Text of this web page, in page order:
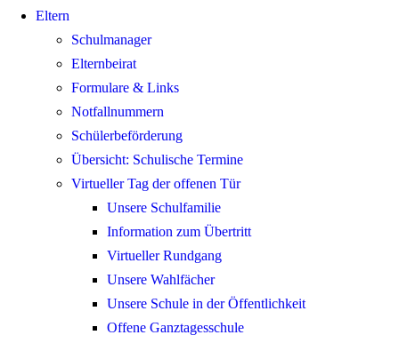
Eltern
Schulmanager
Elternbeirat
Formulare & Links
Notfallnummern
Schülerbeförderung
Übersicht: Schulische Termine
Virtueller Tag der offenen Tür
Unsere Schulfamilie
Information zum Übertritt
Virtueller Rundgang
Unsere Wahlfächer
Unsere Schule in der Öffentlichkeit
Offene Ganztagesschule